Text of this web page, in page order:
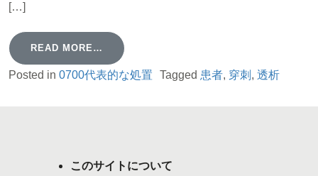
[…]
READ MORE…
Posted in 0700代表的な処置 Tagged 患者, 穿刺 , 透析
このサイトについて